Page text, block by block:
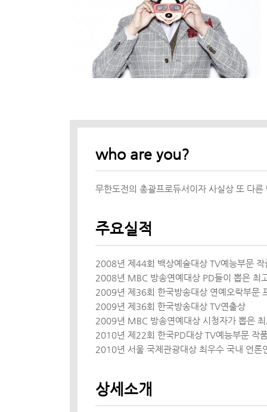
who are you?
무한도전의 총괄프로듀서이자 사실상 또 다른
주요실적
2008년 제44회 백상예술대상 TV예능부문 작
2008년 MBC 방송연예대상 PD들이 뽑은 최
2009년 제36회 한국방송대상 연예오락부문
2009년 제36회 한국방송대상 TV연출상
2009년 MBC 방송연예대상 시청자가 뽑은
2010년 제22회 한국PD대상 TV예능부문 작
2010년 서울 국제관광대상 최우수 국내 언론
상세소개